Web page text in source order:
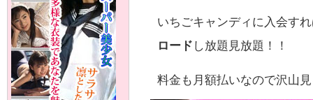
いちごキャンディに入会す
ロード し放題見放題！！
料金も月額払いなので沢山